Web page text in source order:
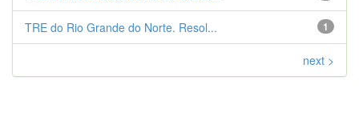
1
TRE do Rio Grande do Norte. Resol...
next >